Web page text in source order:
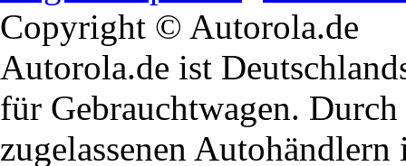
Copyright © Autorola.de
Autorola.de ist
für Gebrauchtwagen.
zugelassenen